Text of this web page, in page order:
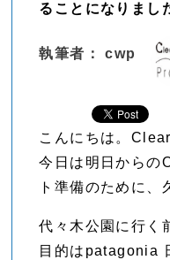
ることになりまし
執筆者： cwp
こんにちは。
今日は明日からの
ト準備のために、
代々木公園に行く
目的はpatagonia